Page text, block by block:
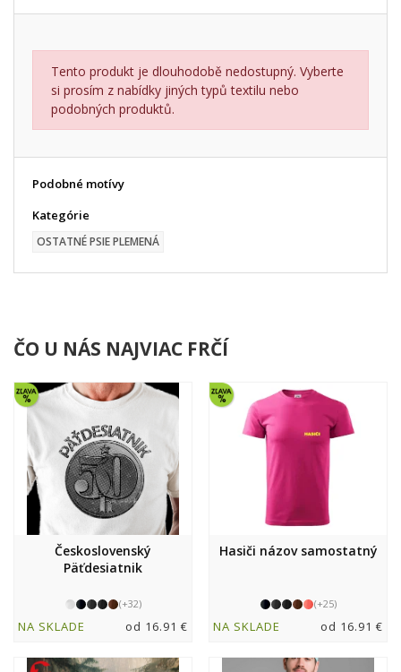
Tento produkt je dlouhodobě nedostupný. Vyberte
si prosím z nabídky jiných typů textilu nebo
podobných produktů.
Podobné motívy
Kategórie
OSTATNÉ PSIE PLEMENÁ
ČO U NÁS NAJVIAC FRČÍ
Československý
Päťdesiatnik
(+32)
NA SKLADE od 16.91 €
Hasiči názov samostatný
(+25)
NA SKLADE od 16.91 €